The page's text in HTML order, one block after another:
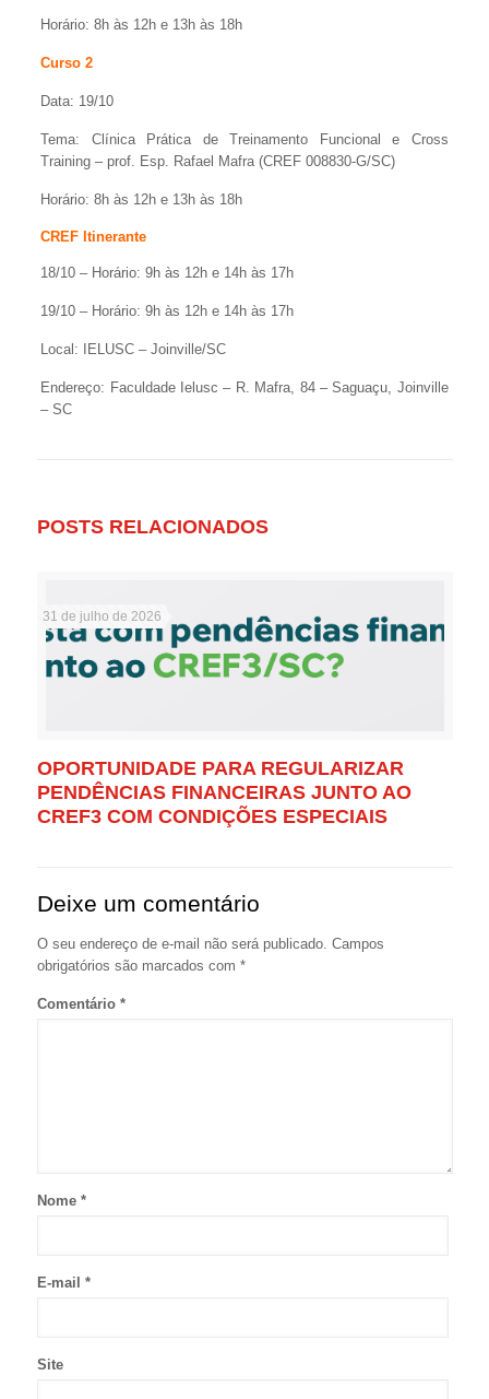
Horário: 8h às 12h e 13h às 18h
Curso 2
Data: 19/10
Tema: Clínica Prática de Treinamento Funcional e Cross
Training – prof. Esp. Rafael Mafra (CREF 008830-G/SC)
Horário: 8h às 12h e 13h às 18h
CREF Itinerante
18/10 – Horário: 9h às 12h e 14h às 17h
19/10 – Horário: 9h às 12h e 14h às 17h
Local: IELUSC – Joinville/SC
Endereço: Faculdade Ielusc – R. Mafra, 84 – Saguaçu, Joinville
– SC
POSTS RELACIONADOS
31 de julho de 2026
OPORTUNIDADE PARA REGULARIZAR
PENDÊNCIAS FINANCEIRAS JUNTO AO
CREF3 COM CONDIÇÕES ESPECIAIS
Deixe um comentário
O seu endereço de e-mail não será publicado. Campos
obrigatórios são marcados com *
Comentário *
Nome *
E-mail *
Site